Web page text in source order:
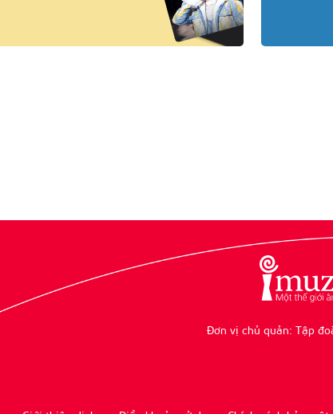
Đơn vị chủ quản: Tập